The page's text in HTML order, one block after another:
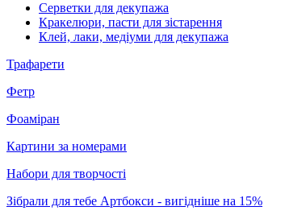
Серветки для декупажа
Кракелюри, пасти для зістарення
Клей, лаки, медіуми для декупажа
Трафарети
Фетр
Фоаміран
Картини за номерами
Набори для творчості
Зібрали для тебе Артбокси - вигідніше на 15%